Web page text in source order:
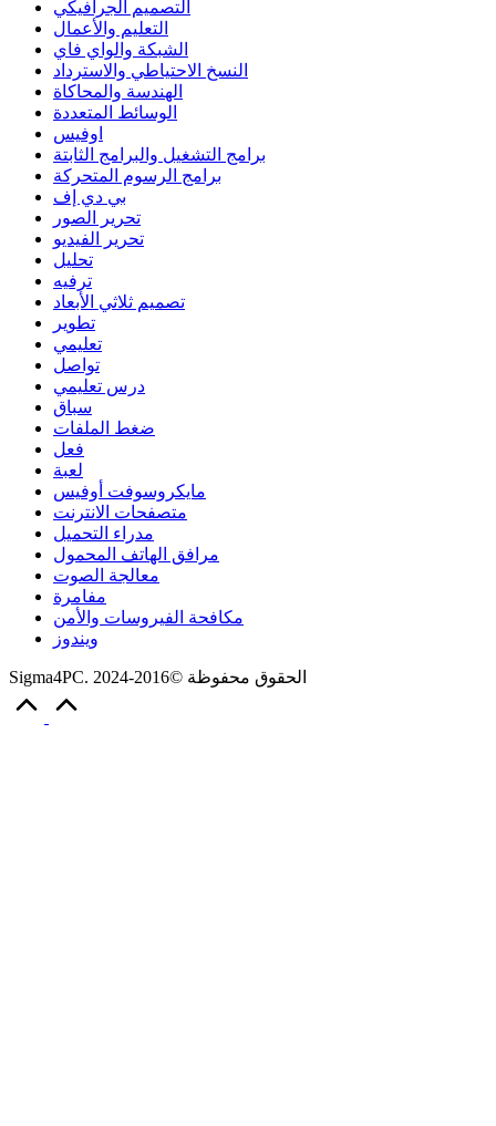
التصميم الجرافيكي
التعليم والأعمال
الشبكة والواي فاي
النسخ الاحتياطي والاسترداد
الهندسة والمحاكاة
الوسائط المتعددة
اوفيس
برامج التشغيل والبرامج الثابتة
برامج الرسوم المتحركة
بي دي إف
تحرير الصور
تحرير الفيديو
تحليل
ترفيه
تصميم ثلاثي الأبعاد
تطوير
تعليمي
تواصل
درس تعليمي
سباق
ضغط الملفات
فعل
لعبة
مايكروسوفت أوفيس
متصفحات الانترنت
مدراء التحميل
مرافق الهاتف المحمول
معالجة الصوت
مفامرة
مكافحة الفيروسات والأمن
ويندوز
Sigma4PC. الحقوق محفوظة ©2016-2024